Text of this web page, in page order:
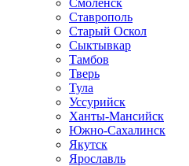
Смоленск
Ставрополь
Старый Оскол
Сыктывкар
Тамбов
Тверь
Тула
Уссурийск
Ханты-Мансийск
Южно-Сахалинск
Якутск
Ярославль